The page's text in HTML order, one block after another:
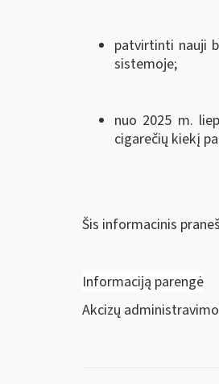
patvirtinti nauji
sistemoje;
nuo 2025 m.
cigarečių kiekį
Šis informacinis
Informaciją parengė
Akcizų